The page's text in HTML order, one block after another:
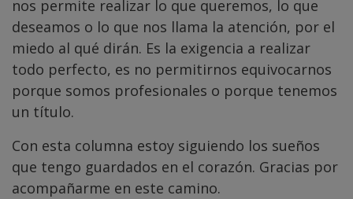
nos permite realizar lo que queremos, lo que
deseamos o lo que nos llama la atención, por el
miedo al qué dirán. Es la exigencia a realizar
todo perfecto, es no permitirnos equivocarnos
porque somos profesionales o porque tenemos
un título.
Con esta columna estoy siguiendo los sueños
que tengo guardados en el corazón. Gracias por
acompañarme en este camino.